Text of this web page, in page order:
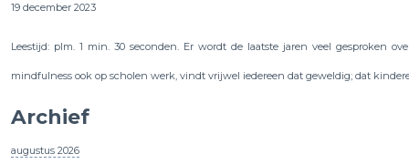
19 december 2023
Leestijd: plm. 1 min. 30 seconden. Er wordt de laatste jaren veel gesproken
mindfulness ook op scholen werk, vindt vrijwel iedereen dat geweldig; dat
Archief
augustus 2026